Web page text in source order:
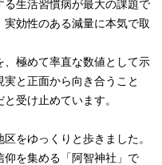
生活習慣病が最大の課題で
効性のある減量に本気で取
極めて率直な数値として示
と正面から向き合うこと
受け止めています。
をゆっくりと歩きました。
仰を集める「阿智神社」で